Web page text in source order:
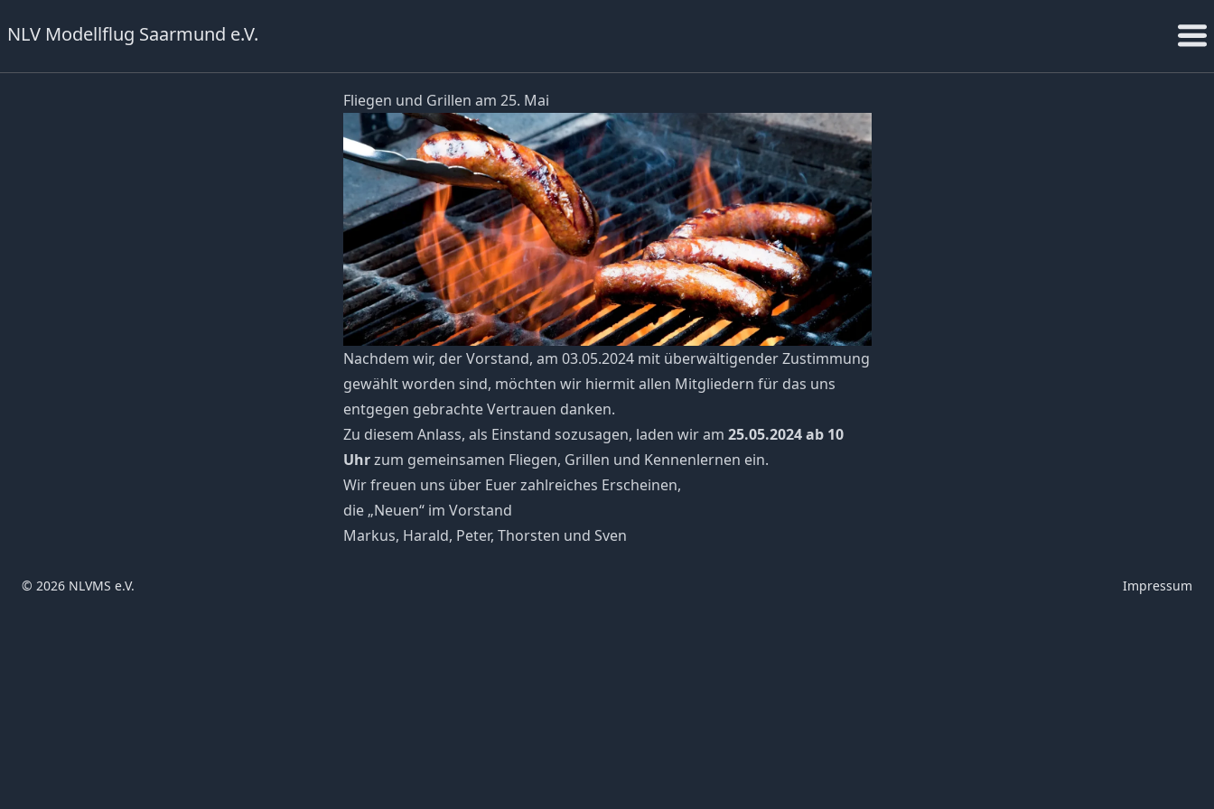
NLV Modellflug Saarmund e.V.
Fliegen und Grillen am 25. Mai
Nachdem wir, der Vorstand, am 03.05.2024 mit überwältigender Zustimmung
gewählt worden sind, möchten wir hiermit allen Mitgliedern für das uns
entgegen gebrachte Vertrauen danken.
Zu diesem Anlass, als Einstand sozusagen, laden wir am 25.05.2024 ab 10
Uhrzum gemeinsamen Fliegen, Grillen und Kennenlernen ein.
Wir freuen uns über Euer zahlreiches Erscheinen,
die „Neuen“ im Vorstand
Markus, Harald, Peter, Thorsten und Sven
© 2026 NLVMS e.V. Impressum